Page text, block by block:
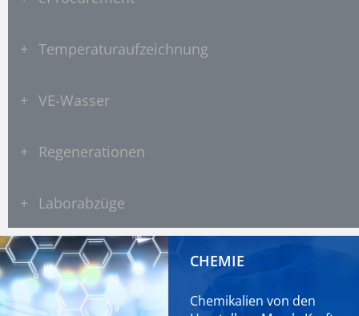
+ Temperaturaufzeichnung
+ VE-Wasser
+ Regenerationen
+ Laborabzüge
CHEMIE
Chemikalien von den